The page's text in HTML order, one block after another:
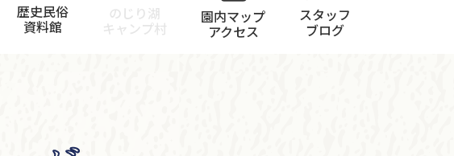
歴史民俗
資料館
のじり湖
キャンプ村
園内マップ
アクセス
スタッフ
ブログ